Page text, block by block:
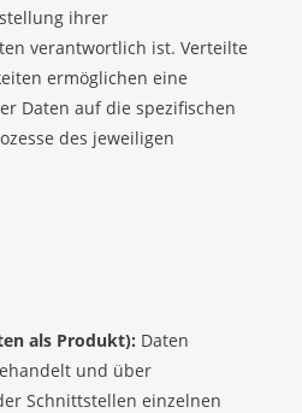
ihrer
verantwortlich ist. Verteilte
ermöglichen eine
Daten auf die spezifischen
des jeweiligen
als Produkt): Daten
und über
Schnittstellen einzelnen